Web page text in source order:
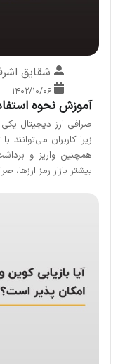
شقایق
۱۴۰۲/۱۰/۰۶
آموزش نحوه
صرافی ارز دیجیتال
زیرا کاربران
همچنین واریز و
بیشتر بازار رمز ارزها،